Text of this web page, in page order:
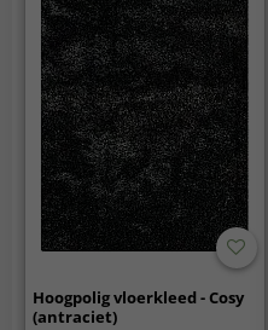
Hoogpolig vloerkleed - Cosy
(antraciet)